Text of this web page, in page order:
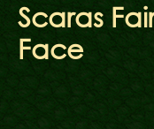
Scaras
Face
ФАКТИ
БЛОГ
ГАЛЕРЕЇ